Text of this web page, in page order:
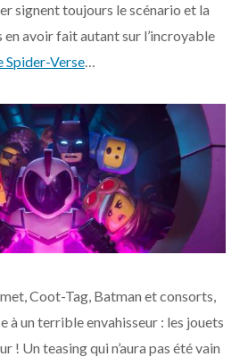
signent toujours le scénario et la
avoir fait autant sur l’incroyable
Spider-Verse…
Coot-Tag, Batman et consorts,
à un terrible envahisseur : les jouets
! Un teasing qui n’aura pas été vain